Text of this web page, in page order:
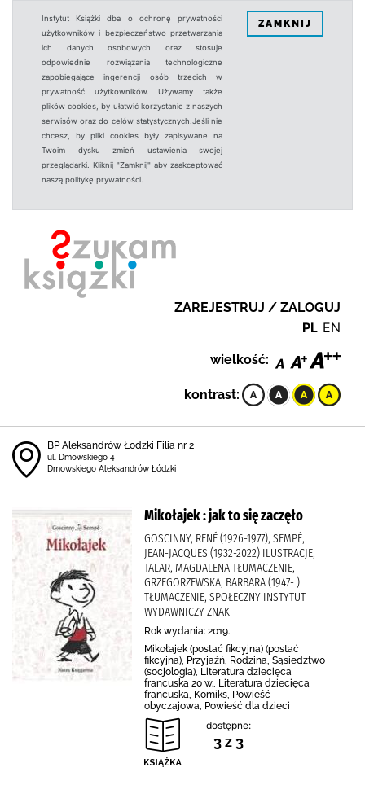
Instytut Książki dba o ochronę prywatności
użytkowników i bezpieczeństwo przetwarzania
ich danych osobowych oraz stosuje
odpowiednie rozwiązania technologiczne
zapobiegające ingerencji osób trzecich w
prywatność użytkowników. Używamy także
plików cookies, by ułatwić korzystanie z naszych
serwisów oraz do celów statystycznych.Jeśli nie
chcesz, by pliki cookies były zapisywane na
Twoim dysku zmień ustawienia swojej
przeglądarki. Kliknij "Zamknij" aby zaakceptować
naszą politykę prywatności.
ZAMKNIJ
ZAREJESTRUJ / ZALOGUJ
PL EN
wielkość:
kontrast:
BP Aleksandrów Łodzki Filia nr 2
ul. Dmowskiego 4
Dmowskiego Aleksandrów Łódzki
Mikołajek : jak to się zaczęło
GOSCINNY, RENÉ (1926-1977), SEMPÉ,
JEAN-JACQUES (1932-2022) ILUSTRACJE,
TALAR, MAGDALENA TŁUMACZENIE,
GRZEGORZEWSKA, BARBARA (1947- )
TŁUMACZENIE, SPOŁECZNY INSTYTUT
WYDAWNICZY ZNAK
Rok wydania: 2019.
Mikołajek (postać fikcyjna) (postać
fikcyjna), Przyjaźń, Rodzina, Sąsiedztwo
(socjologia), Literatura dziecięca
francuska 20 w., Literatura dziecięca
francuska, Komiks, Powieść
obyczajowa, Powieść dla dzieci
dostępne:
3 z 3